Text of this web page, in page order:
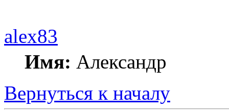
alex83
Имя: Александр
Вернуться к началу